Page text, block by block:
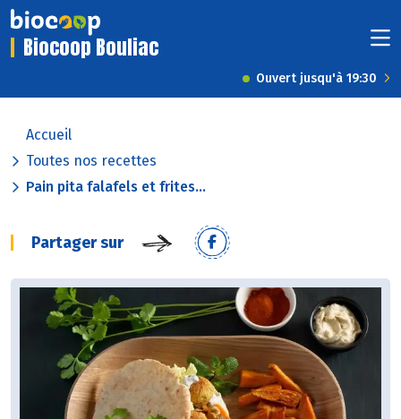
Biocoop Bouliac
Ouvert jusqu'à 19:30
Accueil
Toutes nos recettes
Pain pita falafels et frites...
Partager sur